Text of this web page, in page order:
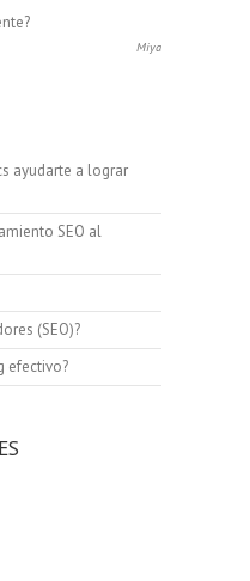
Miya
ayudarte a lograr
SEO al
(SEO)?
efectivo?